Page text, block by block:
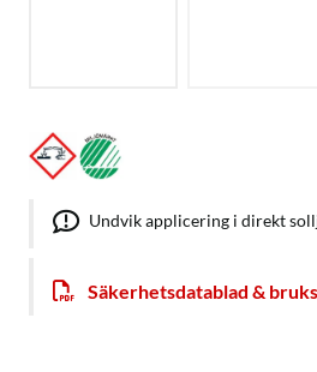
Undvik applicering i direkt
Säkerhetsdatablad &